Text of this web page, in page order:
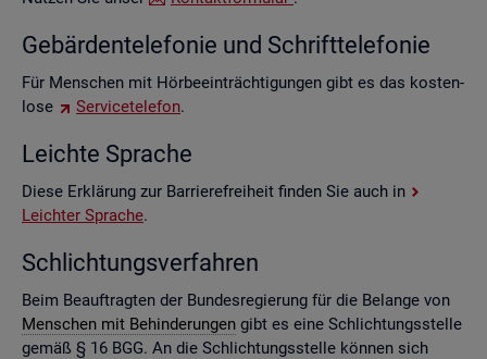
Ge­bär­den­te­le­fo­nie und Schrift­te­le­fo­nie
Für Men­schen mit Hör­be­ein­träch­ti­gun­gen gibt es das kos­ten­
lo­se
Ser­vice­te­le­fon.
Leich­te Spra­che
Diese Er­klä­rung zur Bar­rie­re­frei­heit fin­den Sie auch in
Leich­ter Spra­che.
Schlich­tungs­ver­fah­ren
Beim Be­auf­trag­ten der Bun­des­re­gie­rung für die Be­lan­ge von
Men­schen mit Be­hin­de­run­gen gibt es eine Schlich­tungs­stel­le
gemäß § 16 BGG. An die Schlich­tungs­stel­le kön­nen sich